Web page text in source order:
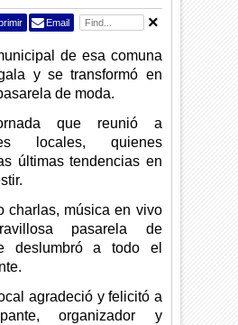
Email
de esa comuna
y se transformó en
de moda.
que reunió a
locales, quienes
últimas tendencias en
charlas, música en vivo
pasarela de
deslumbró a todo el
agradeció y felicitó a
organizador y